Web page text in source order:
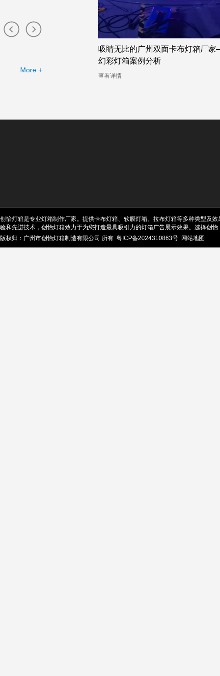
More +
吸睛无比的广州双面卡布灯箱厂
幻彩灯箱案例分析
查看详情
创怡灯箱是专业灯箱制作厂家。提供卡布灯箱、软膜灯箱、拉布灯箱等多种类型及
验和先进技术，创怡灯箱致力于为您打造最具吸引力的灯箱广告展示效果。选择创怡
版权归：广州市创怡灯箱制造有限公司 所有 粤ICP备2024310863号 网站地图